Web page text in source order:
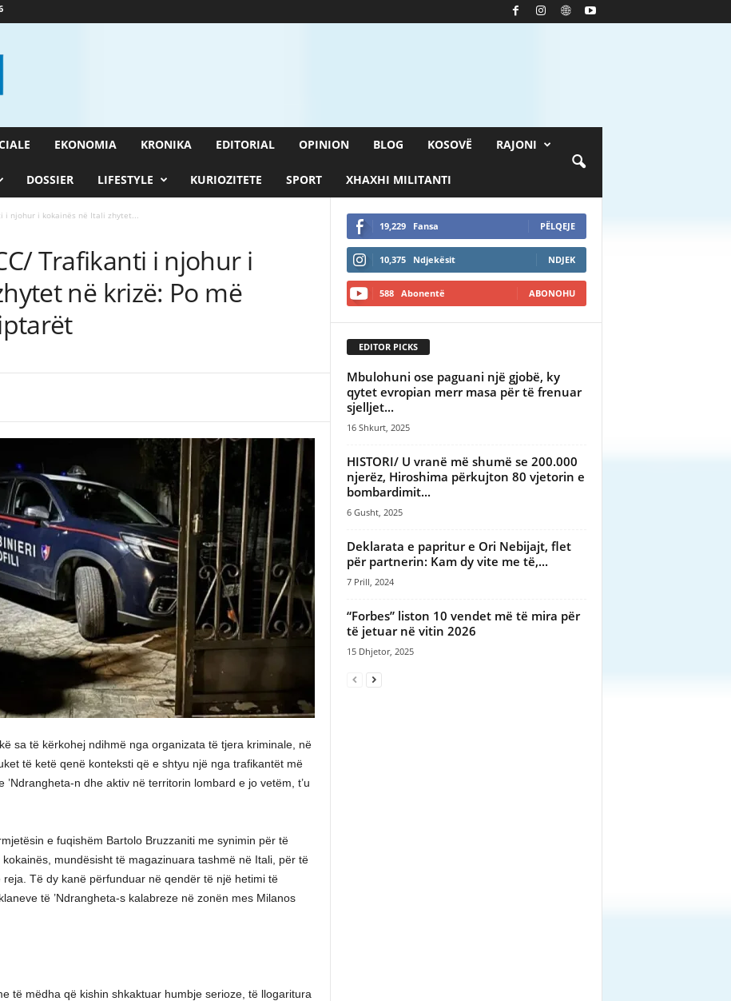
EKONOMIA KRONIKA EDITORIAL OPINION BLOG KOSOVË RAJONI
DOSSIER LIFESTYLE KURIOZITETE SPORT XHAXHI MILITANTI
i njohur i kokainës në Itali zhytet...
Trafikanti i njohur i
në krizë: Po më
sa të kërkohej ndihmë nga organizata të tjera kriminale, në
të ketë qenë konteksti që e shtyu një nga trafikantët më
n dhe aktiv në territorin lombard e jo vetëm, t’u
e fuqishëm Bartolo Bruzzaniti me synimin për të
mundësisht të magazinuara tashmë në Itali, për të
Të dy kanë përfunduar në qendër të një hetimi të
të ’Ndrangheta-s kalabreze në zonën mes Milanos
të mëdha që kishin shkaktuar humbje serioze, të llogaritura
19,229 Fansa PËLQEJE
10,375 Ndjekësit NDJEK
588 Abonentë ABONOHU
EDITOR PICKS
Mbulohuni ose paguani një gjobë, ky
qytet evropian merr masa për të frenuar
sjelljet...
16 Shkurt, 2025
HISTORI/ U vranë më shumë se 200.000
njerëz, Hiroshima përkujton 80 vjetorin e
bombardimit...
6 Gusht, 2025
Deklarata e papritur e Ori Nebijajt, flet
për partnerin: Kam dy vite me të,...
7 Prill, 2024
“Forbes” liston 10 vendet më të mira për
të jetuar në vitin 2026
15 Dhjetor, 2025